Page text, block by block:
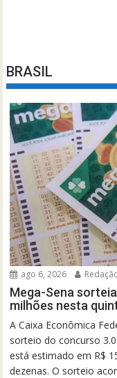
BRASIL
ago 6, 2026
Mega-Sena
milhões nesta
A Caixa Econômica
sorteio do concurso
está estimado em R$
dezenas. O sorteio